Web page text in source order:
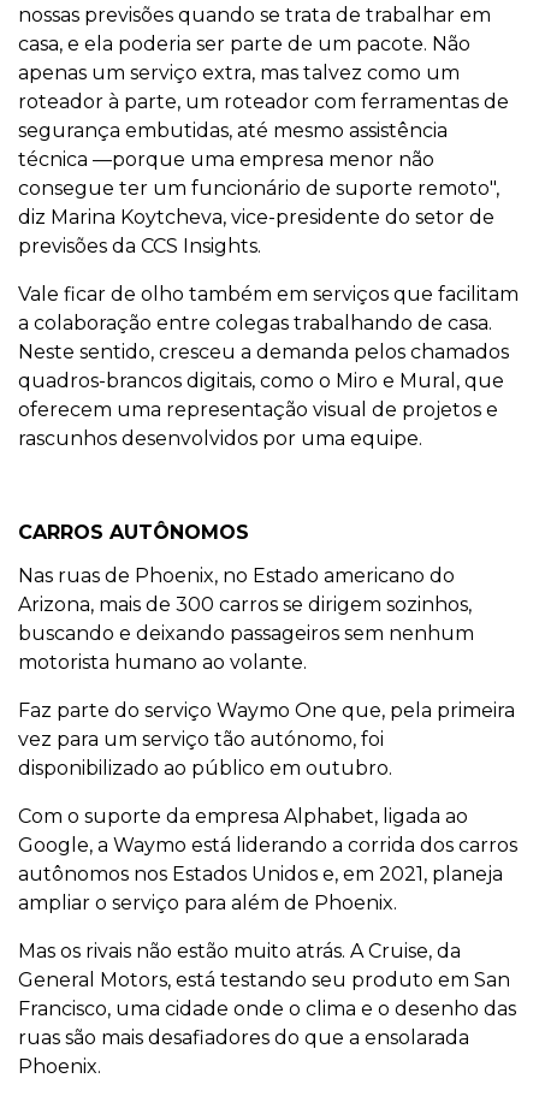
nossas previsões quando se trata de trabalhar em
casa, e ela poderia ser parte de um pacote. Não
apenas um serviço extra, mas talvez como um
roteador à parte, um roteador com ferramentas de
segurança embutidas, até mesmo assistência
técnica —porque uma empresa menor não
consegue ter um funcionário de suporte remoto",
diz Marina Koytcheva, vice-presidente do setor de
previsões da CCS Insights.
Vale ficar de olho também em serviços que facilitam
a colaboração entre colegas trabalhando de casa.
Neste sentido, cresceu a demanda pelos chamados
quadros-brancos digitais, como o Miro e Mural, que
oferecem uma representação visual de projetos e
rascunhos desenvolvidos por uma equipe.
CARROS AUTÔNOMOS
Nas ruas de Phoenix, no Estado americano do
Arizona, mais de 300 carros se dirigem sozinhos,
buscando e deixando passageiros sem nenhum
motorista humano ao volante.
Faz parte do serviço Waymo One que, pela primeira
vez para um serviço tão autónomo, foi
disponibilizado ao público em outubro.
Com o suporte da empresa Alphabet, ligada ao
Google, a Waymo está liderando a corrida dos carros
autônomos nos Estados Unidos e, em 2021, planeja
ampliar o serviço para além de Phoenix.
Mas os rivais não estão muito atrás. A Cruise, da
General Motors, está testando seu produto em San
Francisco, uma cidade onde o clima e o desenho das
ruas são mais desafiadores do que a ensolarada
Phoenix.